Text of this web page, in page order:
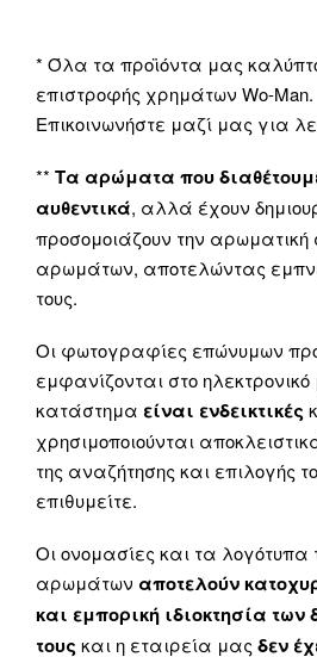
* Όλα τα προϊόντα μας
επιστροφής χρημάτων Wo-Man.
Επικοινωνήστε μαζί μας για
** Τα αρώματα που
αυθεντικά, αλλά έχουν
προσομοιάζουν την
αρωμάτων, αποτελώντας
τους.
Οι φωτογραφίες επώνυμων
εμφανίζονται στο
κατάστημα είναι ενδεικτικές
χρησιμοποιούνται
της αναζήτησης και επιλογής
επιθυμείτε.
Οι ονομασίες και τα
αρωμάτων αποτελούν
και εμπορική ιδιοκτησία
τους και η εταιρεία μας δεν